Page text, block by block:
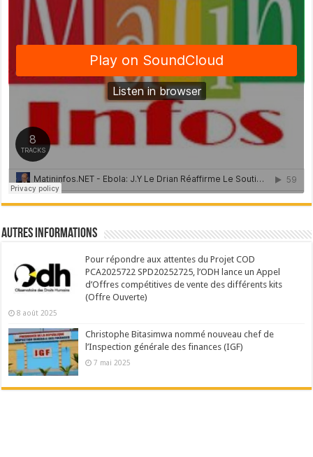
Autres Informations
Pour répondre aux attentes du Projet COD
PCA2025722 SPD20252725, l’ODH lance un Appel
d’Offres compétitives de vente des différents kits
(Offre Ouverte)
8 août 2025
Christophe Bitasimwa nommé nouveau chef de
l’Inspection générale des finances (IGF)
7 mai 2025